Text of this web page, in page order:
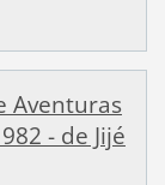
Aventuras
- de Jijé